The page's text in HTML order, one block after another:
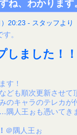
ね、わかります
20:23 - スタッフより
。
しました！
す！
ども順次更新させて
のキャラのテレカが
隅人王ぉも憑いてき
＠隅人王ぉ